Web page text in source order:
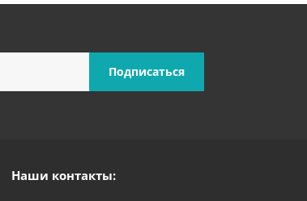
Наши контакты: